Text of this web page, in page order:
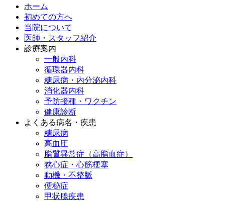
ホーム
初めての方へ
当院について
医師・スタッフ紹介
診療案内
一般内科
循環器内科
糖尿病・内分泌内科
消化器内科
予防接種・ワクチン
健康診断
よくある病名・疾患
糖尿病
高血圧
脂質異常症（高脂血症）
狭心症・心筋梗塞
動機・不整脈
便秘症
甲状腺疾患